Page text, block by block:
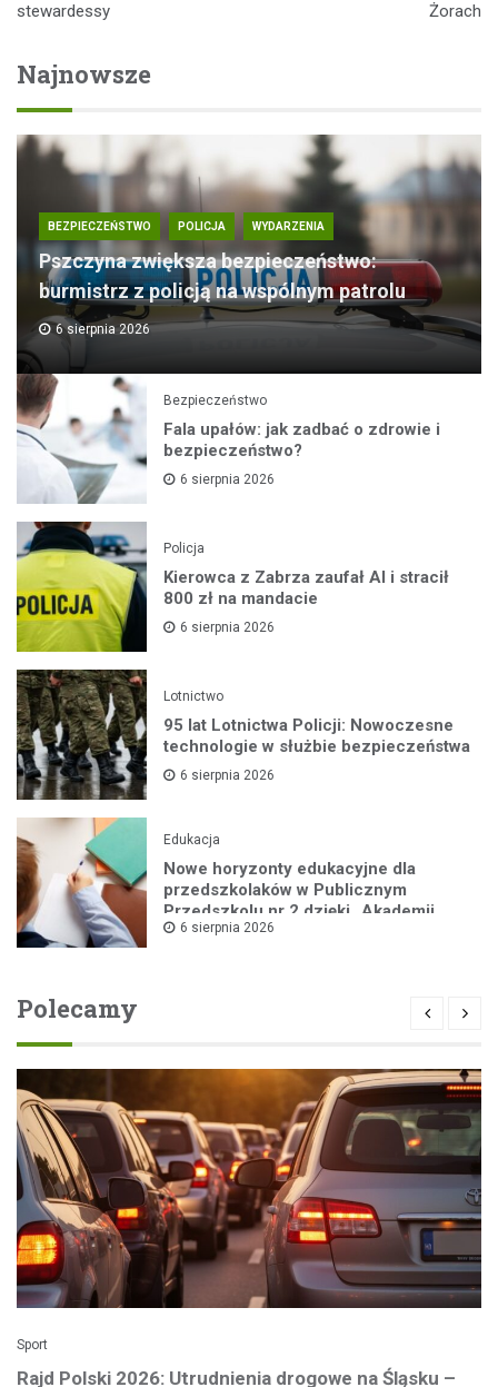
stewardessy
Żorach
Najnowsze
BEZPIECZEŃSTWO POLICJA WYDARZENIA
Pszczyna zwiększa bezpieczeństwo:
burmistrz z policją na wspólnym patrolu
6 sierpnia 2026
Bezpieczeństwo
Fala upałów: jak zadbać o zdrowie i
bezpieczeństwo?
6 sierpnia 2026
Policja
Kierowca z Zabrza zaufał AI i stracił
800 zł na mandacie
6 sierpnia 2026
Lotnictwo
95 lat Lotnictwa Policji: Nowoczesne
technologie w służbie bezpieczeństwa
6 sierpnia 2026
Edukacja
Nowe horyzonty edukacyjne dla
przedszkolaków w Publicznym
Przedszkolu nr 2 dzięki „Akademii
Super Przedszkolaka”
6 sierpnia 2026
Polecamy
Sport
Rajd Polski 2026: Utrudnienia drogowe na Śląsku –